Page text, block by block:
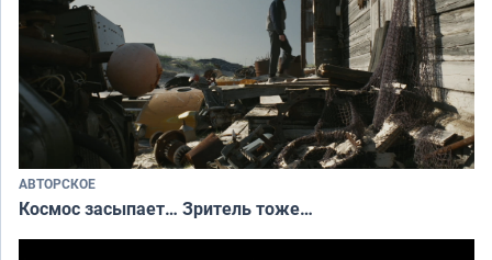
АВТОРСКОЕ
Космос засыпает… Зритель тоже…